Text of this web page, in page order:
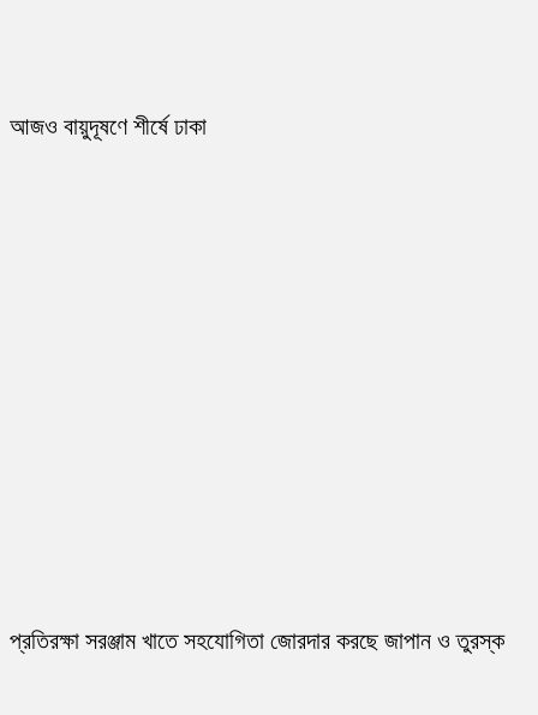
আজও বায়ুদূষণে শীর্ষে ঢাকা
প্রতিরক্ষা সরঞ্জাম খাতে সহযোগিতা জোরদার করছে জাপান ও তুরস্ক